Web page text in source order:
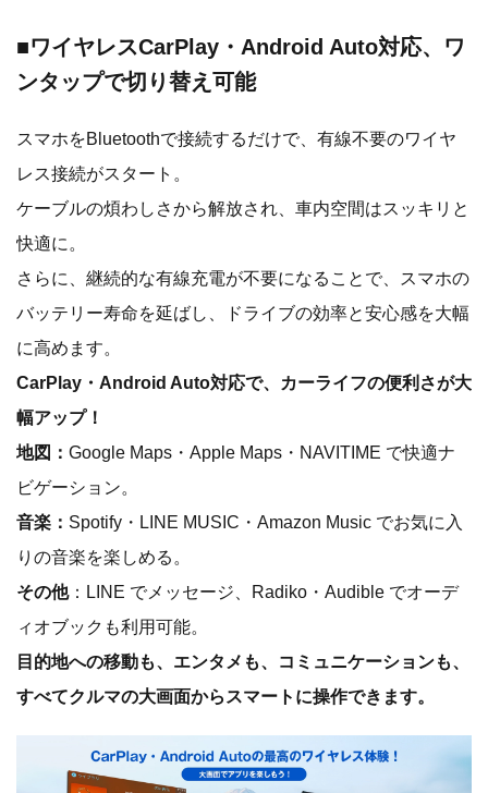
■ワイヤレスCarPlay・Android Auto対応、ワ
ンタップで切り替え可能
スマホをBluetoothで接続するだけで、有線不要のワイヤ
レス接続がスタート。
ケーブルの煩わしさから解放され、車内空間はスッキリと
快適に。
さらに、継続的な有線充電が不要になることで、スマホの
バッテリー寿命を延ばし、ドライブの効率と安心感を大幅
に高めます。
CarPlay・Android Auto対応で、カーライフの便利さが大
幅アップ！
地図： Google Maps・Apple Maps・NAVITIME で快適ナ
ビゲーション。
音楽： Spotify・LINE MUSIC・Amazon Music でお気に入
りの音楽を楽しめる。
その他：LINE でメッセージ、Radiko・Audible でオーデ
ィオブックも利用可能。
目的地への移動も、エンタメも、コミュニケーションも、
すべてクルマの大画面からスマートに操作できます。